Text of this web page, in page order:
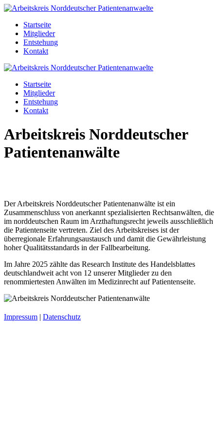
Startseite
Mitglieder
Entstehung
Kontakt
Startseite
Mitglieder
Entstehung
Kontakt
Arbeitskreis Norddeutscher
Patientenanwälte
Der Arbeitskreis Norddeutscher Patientenanwälte ist ein
Zusammenschluss von anerkannt spezialisierten Rechtsanwälten, die
im norddeutschen Raum im Arzthaftungsrecht jeweils ausschließlich
die Patientenseite vertreten. Ziel des Arbeitskreises ist der
überregionale Erfahrungsaustausch und damit die Gewährleistung
hoher Qualitätsstandards in der Fallbearbeitung.
Im Jahre 2025 zählte das Research Institute des Handelsblattes
deutschlandweit acht von 12 unserer Mitglieder zu den
renommiertesten Anwälten im Medizinrecht auf Patientenseite.
Impressum | Datenschutz